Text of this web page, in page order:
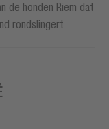
de honden Riem dat
rondslingert